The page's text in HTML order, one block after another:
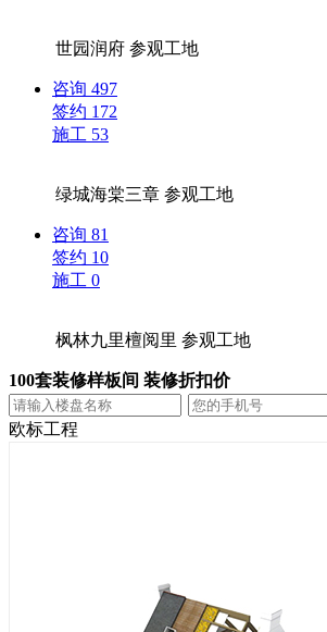
世园润府参观工地
咨询 497
签约 172
施工 53
绿城海棠三章参观工地
咨询 81
签约 10
施工 0
枫林九里檀阅里参观工地
100套装修样板间 装修折扣价
欧标工程